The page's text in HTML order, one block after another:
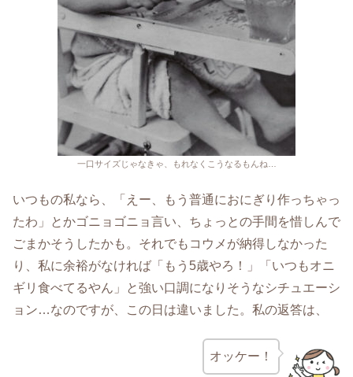
一口サイズじゃなきゃ、もれなくこうなるもんね…
いつもの私なら、「えー、もう普通におにぎり作っちゃっ
たわ」とかゴニョゴニョ言い、ちょっとの手間を惜しんで
ごまかそうしたかも。それでもコウメが納得しなかった
り、私に余裕がなければ「もう5歳やろ！」「いつもオニ
ギリ食べてるやん」と強い口調になりそうなシチュエーシ
ョン…なのですが、この日は違いました。私の返答は、
オッケー！